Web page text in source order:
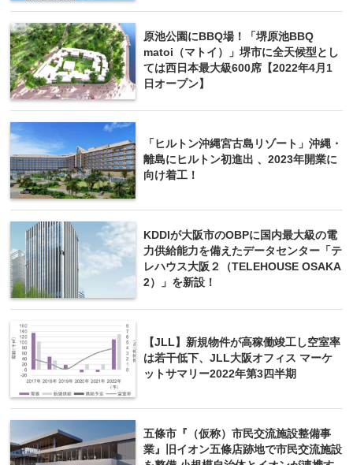
原池公園にBBQ場！「堺原池BBQ
matoi（マトイ）」堺市に全天候型とし
ては西日本最大級600席【2022年4月1
日オープン】
「ヒルトン沖縄宮古島リゾート」沖縄・
離島にヒルトン初進出 、2023年開業に
向け着工！
KDDIが大阪市のOBPに国内最大級の電
力供給能力を備えたデータセンター「テ
レハウス大阪２（TE­LEHOUSE OSAKA
2）」を新設！
【JLL】新規物件が高稼働竣工し空室率
は若干低下、JLL⼤阪オフィス マーケ
ットサマリー2022年第3四半期
五條市『（仮称）市民交流施設整備事
業』旧イオン五條店跡地で市民交流施設